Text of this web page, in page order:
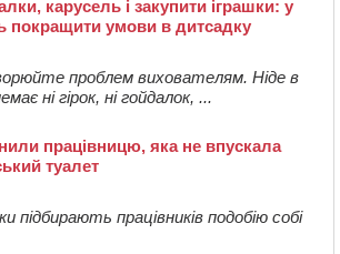
карусель і закупити іграшки: у
покращити умови в дитсадку
проблем вихователям. Ніде в
ні гірок, ні гойдалок, ...
працівницю, яка не впускала
туалет
підбирають працівників подобію собі